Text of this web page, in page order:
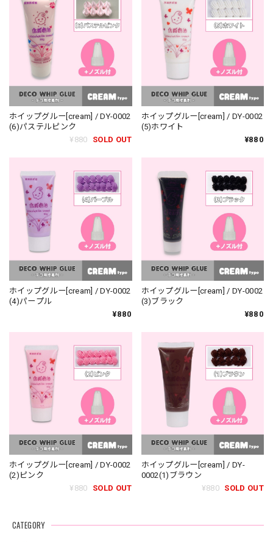
ホイップグルー[cream] / DY-0002
(6)パステルピンク
¥880
SOLD OUT
ホイップグルー[cream] / DY-0002
(5)ホワイト
¥880
ホイップグルー[cream] / DY-0002
(4)パープル
¥880
ホイップグルー[cream] / DY-0002
(3)ブラック
¥880
ホイップグルー[cream] / DY-0002
(2)ピンク
¥880
SOLD OUT
ホイップグルー[cream] / DY-
0002(1)ブラウン
¥880 SOLD OUT
CATEGORY